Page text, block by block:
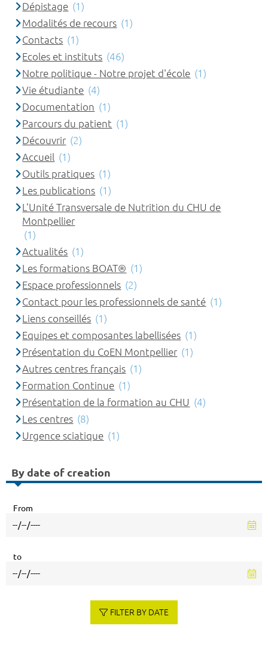
Dépistage (1)
Modalités de recours (1)
Contacts (1)
Ecoles et instituts (46)
Notre politique - Notre projet d'école (1)
Vie étudiante (4)
Documentation (1)
Parcours du patient (1)
Découvrir (2)
Accueil (1)
Outils pratiques (1)
Les publications (1)
L'Unité Transversale de Nutrition du CHU de
Montpellier
(1)
Actualités (1)
Les formations BOAT® (1)
Espace professionnels (2)
Contact pour les professionnels de santé (1)
Liens conseillés (1)
Equipes et composantes labellisées (1)
Présentation du CoEN Montpellier (1)
Autres centres français (1)
Formation Continue (1)
Présentation de la formation au CHU (4)
Les centres (8)
Urgence sciatique (1)
By date of creation
From
to
FILTER BY DATE